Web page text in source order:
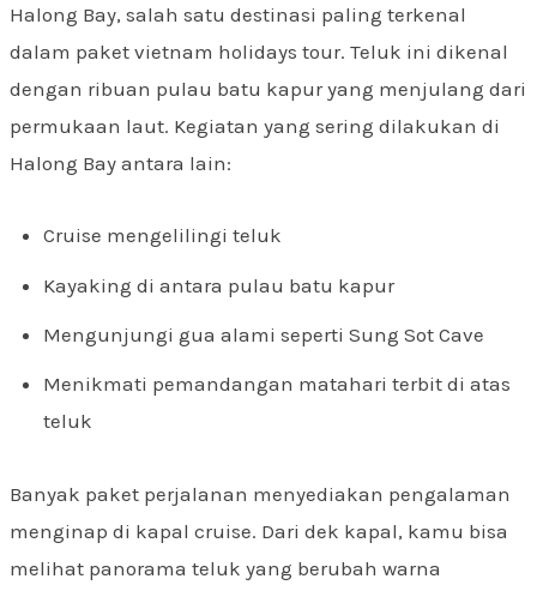
Halong Bay, salah satu destinasi paling terkenal
dalam paket vietnam holidays tour. Teluk ini dikenal
dengan ribuan pulau batu kapur yang menjulang dari
permukaan laut. Kegiatan yang sering dilakukan di
Halong Bay antara lain:
Cruise mengelilingi teluk
Kayaking di antara pulau batu kapur
Mengunjungi gua alami seperti Sung Sot Cave
Menikmati pemandangan matahari terbit di atas
teluk
Banyak paket perjalanan menyediakan pengalaman
menginap di kapal cruise. Dari dek kapal, kamu bisa
melihat panorama teluk yang berubah warna